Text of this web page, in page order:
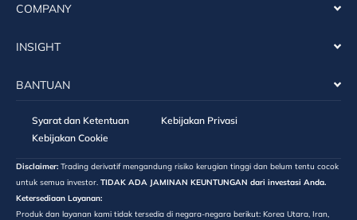
COMPANY
INSIGHT
BANTUAN
Syarat dan Ketentuan
Kebijakan Privasi
Kebijakan Cookie
Disclaimer: Trading derivatif mengandung risiko kerugian tinggi dan belum tentu cocok
untuk semua investor. TIDAK ADA JAMINAN KEUNTUNGAN dari investasi Anda.
Ketersediaan Layanan:
Produk dan layanan kami tidak tersedia di negara-negara berikut: Korea Utara, Iran,